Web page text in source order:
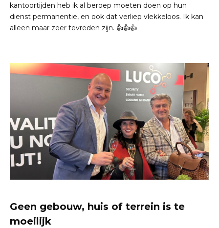
kantoortijden heb ik al beroep moeten doen op hun
dienst permanentie, en ook dat verliep vlekkeloos. Ik kan
alleen maar zeer tevreden zijn. 👍👍👍
Geen gebouw, huis of terrein is te
moeilijk